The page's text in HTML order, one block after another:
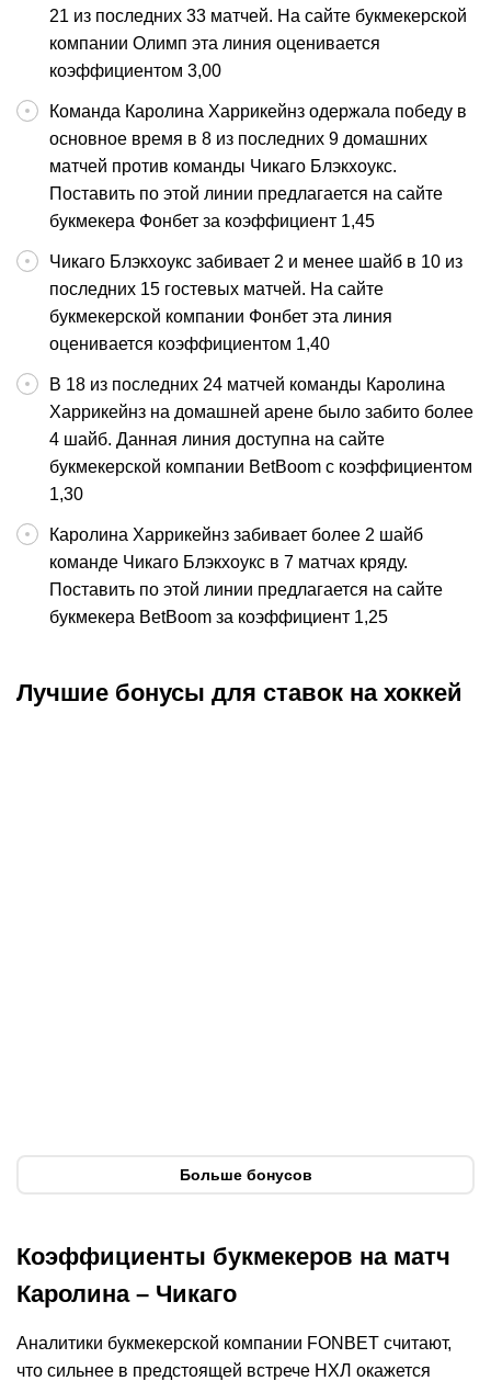
21 из последних 33 матчей. На сайте букмекерской
компании Олимп эта линия оценивается
коэффициентом 3,00
Команда Каролина Харрикейнз одержала победу в
основное время в 8 из последних 9 домашних
матчей против команды Чикаго Блэкхоукс.
Поставить по этой линии предлагается на сайте
букмекера Фонбет за коэффициент 1,45
Чикаго Блэкхоукс забивает 2 и менее шайб в 10 из
последних 15 гостевых матчей. На сайте
букмекерской компании Фонбет эта линия
оценивается коэффициентом 1,40
В 18 из последних 24 матчей команды Каролина
Харрикейнз на домашней арене было забито более
4 шайб. Данная линия доступна на сайте
букмекерской компании BetBoom с коэффициентом
1,30
Каролина Харрикейнз забивает более 2 шайб
команде Чикаго Блэкхоукс в 7 матчах кряду.
Поставить по этой линии предлагается на сайте
букмекера BetBoom за коэффициент 1,25
Лучшие бонусы для ставок на хоккей
Больше бонусов
Коэффициенты букмекеров на матч
Каролина – Чикаго
Аналитики букмекерской компании FONBET считают,
что сильнее в предстоящей встрече НХЛ окажется